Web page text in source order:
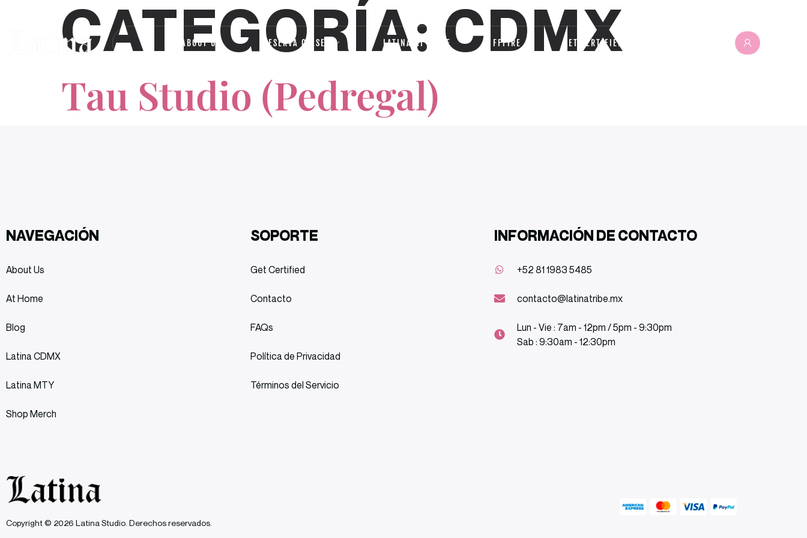
ABOUT US RESERVA CLASE LATINA AT HOME FFFIRE GET CERTIFIED
CATEGORÍA: CDMX
Tau Studio (Pedregal)
NAVEGACIÓN
About Us
At Home
Blog
Latina CDMX
Latina MTY
Shop Merch
SOPORTE
Get Certified
Contacto
FAQs
Política de Privacidad
Términos del Servicio
INFORMACIÓN DE CONTACTO
+52 81 1983 5485
contacto@latinatribe.mx
Lun - Vie : 7am - 12pm / 5pm - 9:30pm
Sab : 9:30am - 12:30pm
Copyright © 2026 Latina Studio. Derechos reservados.